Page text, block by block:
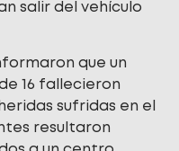
salir del vehículo
que un
16 fallecieron
sufridas en el
resultaron